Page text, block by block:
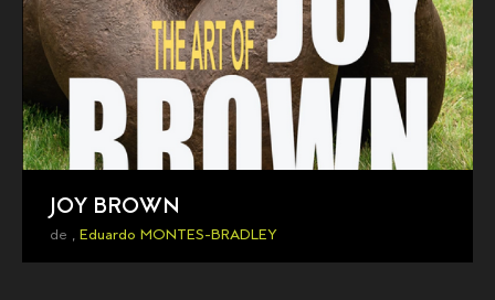
JOY BROWN
de , Eduardo MONTES-BRADLEY